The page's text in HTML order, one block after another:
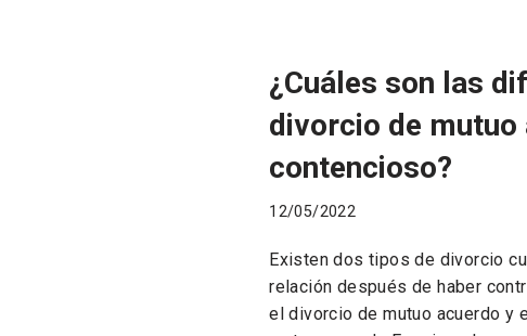
¿Cuáles son las
divorcio de mutuo
contencioso?
12/05/2022
Existen dos tipos de divorcio
relación después de haber
el divorcio de mutuo acuerdo y